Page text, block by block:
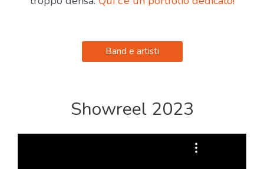
Band e artisti
Showreel 2023